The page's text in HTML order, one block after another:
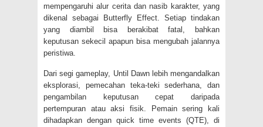
mempengaruhi alur cerita dan nasib karakter, yang
dikenal sebagai Butterfly Effect. Setiap tindakan
yang diambil bisa berakibat fatal, bahkan
keputusan sekecil apapun bisa mengubah jalannya
peristiwa.
Dari segi gameplay, Until Dawn lebih mengandalkan
eksplorasi, pemecahan teka-teki sederhana, dan
pengambilan keputusan cepat daripada
pertempuran atau aksi fisik. Pemain sering kali
dihadapkan dengan quick time events (QTE), di